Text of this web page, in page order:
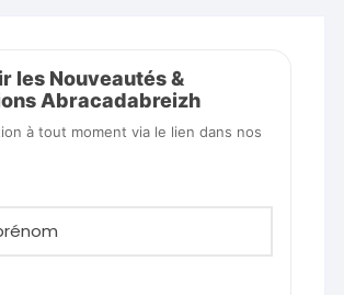
les Nouveautés &
Abracadabreizh
à tout moment via le lien dans nos